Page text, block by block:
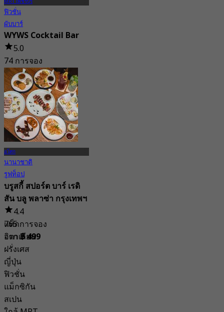
ฟิวชั่น
ผับบาร์
WYWS Cocktail Bar
5.0
74 การจอง
จาก฿ 995
อโศก
นานาชาติ
รูฟท็อป
บรูสกี้ สปอร์ต บาร์ เรดิ
สัน บลู พลาซ่า กรุงเทพฯ
4.4
765 การจอง
จาก฿ 499
แท็ก
อิตาเลียน
ฝรั่งเศส
ญี่ปุ่น
ฟิวชั่น
แม็กซิกัน
สเปน